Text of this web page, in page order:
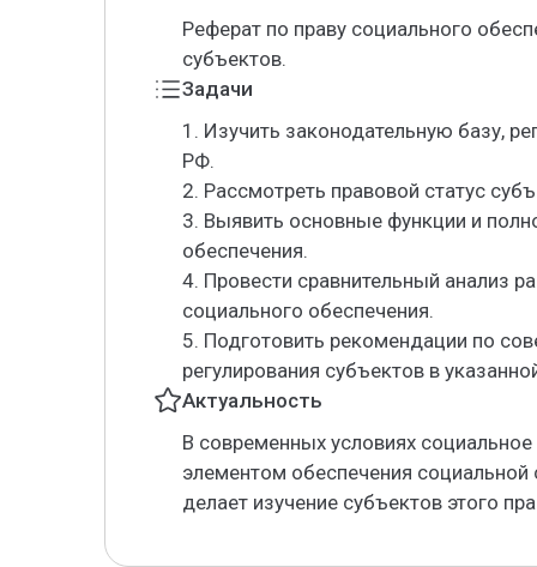
Реферат по праву социального
субъектов.
Задачи
1. Изучить законодательную базу,
РФ.
2. Рассмотреть правовой статус
3. Выявить основные функции и
обеспечения.
4. Провести сравнительный анализ
социального обеспечения.
5. Подготовить рекомендации по
регулирования субъектов в
Актуальность
В современных условиях
элементом обеспечения
делает изучение субъектов этого